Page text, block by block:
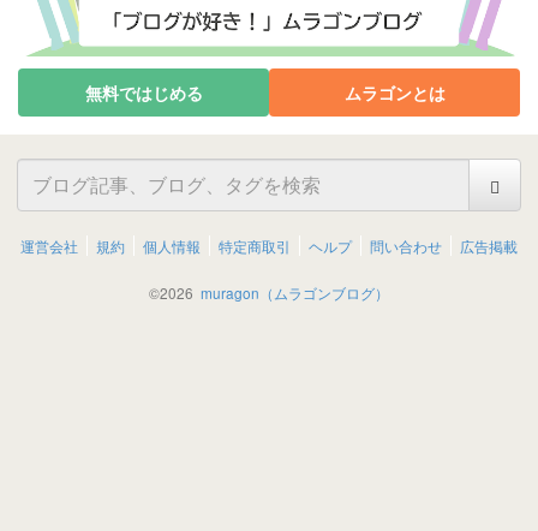
無料ではじめる ムラゴンとは
運営会社 規約 個人情報 特定商取引 ヘルプ 問い合わせ 広告掲載
©2026 muragon（ムラゴンブログ）